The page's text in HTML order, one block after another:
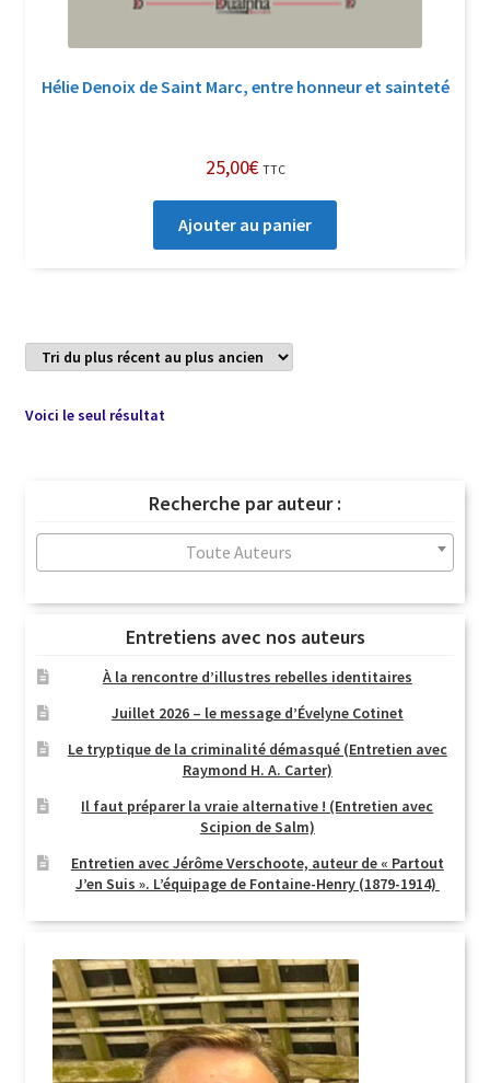
Hélie Denoix de Saint Marc, entre honneur et sainteté
25,00€ TTC
Ajouter au panier
Voici le seul résultat
Recherche par auteur :
Toute Auteurs
Entretiens avec nos auteurs
À la rencontre d’illustres rebelles identitaires
Juillet 2026 – le message d’Évelyne Cotinet
Le tryptique de la criminalité démasqué (Entretien avec
Raymond H. A. Carter)
Il faut préparer la vraie alternative ! (Entretien avec
Scipion de Salm)
Entretien avec Jérôme Verschoote, auteur de « Partout
J’en Suis ». L’équipage de Fontaine-Henry (1879-1914)